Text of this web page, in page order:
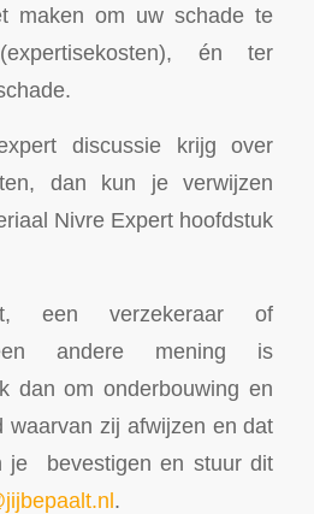
maken om uw schade te
én ter
discussie krijg over
dan kun je verwijzen
Nivre Expert hoofdstuk
een verzekeraar of
andere mening is
dan om onderbouwing en
waarvan zij afwijzen en dat
je bevestigen en stuur dit
.